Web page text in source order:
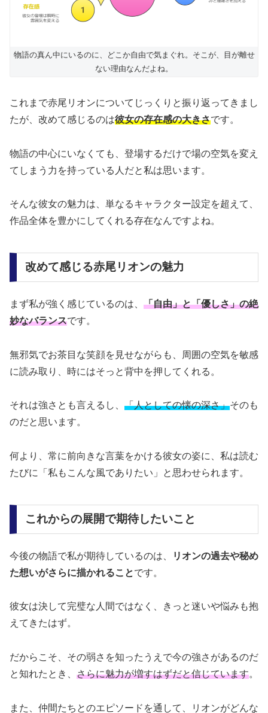
物語の真ん中にいるのに、どこか自由で気まぐれ。そこが、目が離せ
ない理由なんだよね。
これまで赤尾リオンについてじっくりと振り返ってきまし
たが、改めて感じるのは彼女の存在感の大きさです。
物語の中心にいなくても、登場するだけで場の空気を変え
てしまう力を持っている人だと私は思います。
そんな彼女の魅力は、単なるキャラクター設定を超えて、
作品全体を豊かにしてくれる存在なんですよね。
改めて感じる赤尾リオンの魅力
まず私が強く感じているのは、 「自由」と「優しさ」の絶
妙なバランスです。
無邪気でお茶目な笑顔を見せながらも、周囲の空気を敏感
に読み取り、時にはそっと背中を押してくれる。
それは強さとも言えるし、 「人としての懐の深さ」そのも
のだと思います。
何より、常に前向きな言葉をかける彼女の姿に、私は読む
たびに「私もこんな風でありたい」と思わせられます。
これからの展開で期待したいこと
今後の物語で私が期待しているのは、
リオンの過去や秘め
た想いがさらに描かれることです。
彼女は決して完璧な人間ではなく、きっと迷いや悩みも抱
えてきたはず。
だからこそ、その弱さを知ったうえで今の強さがあるのだ
と知れたとき、 さらに魅力が増すはずだと信じています。
また、仲間たちとのエピソードを通して、リオンがどんな